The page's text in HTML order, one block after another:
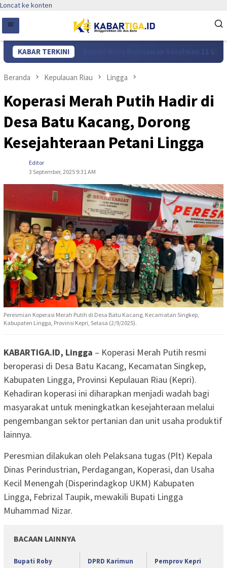
Loncat ke konten
KABAR TERKINIBupati Roby Kurniawan Serahkan 11 Unit
Beranda Kepulauan Riau Lingga
Koperasi Merah Putih Hadir di
Desa Batu Kacang, Dorong
Kesejahteraan Petani Lingga
Editor
3 September, 2025 9:31 AM
Peresmian Koperasi Merah Putih di Desa Batu Kacang, Kecamatan Singkep,
Kabupaten Lingga, Provinsi Kepri, Selasa (2/9/2025).
KABARTIGA.ID, Lingga – Koperasi Merah Putih resmi
beroperasi di Desa Batu Kacang, Kecamatan Singkep,
Kabupaten Lingga, Provinsi Kepulauan Riau (Kepri).
Kehadiran koperasi ini diharapkan menjadi wadah bagi
masyarakat untuk meningkatkan kesejahteraan melalui
pengembangan sektor pertanian dan unit usaha produktif
lainnya.
Peresmian dilakukan oleh Pelaksana tugas (Plt) Kepala
Dinas Perindustrian, Perdagangan, Koperasi, dan Usaha
Kecil Menengah (Disperindagkop UKM) Kabupaten
Lingga, Febrizal Taupik, mewakili Bupati Lingga
Muhammad Nizar.
BACAAN LAINNYA
Bupati Roby
DPRD Karimun
Pemprov Kepri